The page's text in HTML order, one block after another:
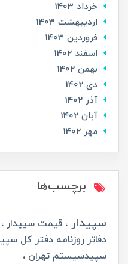
خرداد 1403
ارديبهشت 1403
فروردین 1403
اسفند 1402
بهمن 1402
دی 1402
آذر 1402
آبان 1402
مهر 1402
برچسب‌ها
سپیدار قیمت سپیدار
دفاتر روزنامه دفتر کل
سپیدسیستم تهران